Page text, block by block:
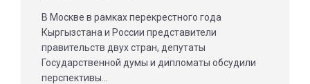
В Москве в рамках перекрестного года
Кыргызстана и России представители
правительств двух стран, депутаты
Государственной думы и дипломаты обсудили
перспективы…